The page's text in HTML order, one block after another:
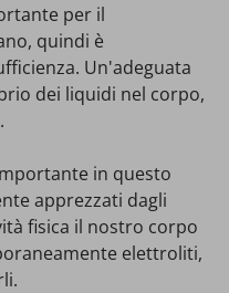
per il
quindi è
Un'adeguata
dei liquidi nel corpo,
in questo
apprezzati dagli
fisica il nostro corpo
elettroliti,